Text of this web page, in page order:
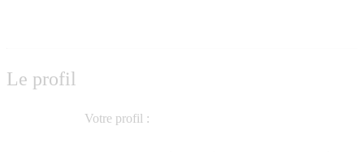
Le profil
Votre profil :